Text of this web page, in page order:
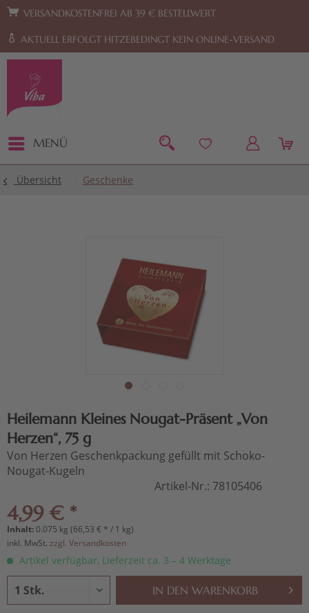
Zur Hauptnavigation springen Zum Footer springen
VERSANDKOSTENFREI AB 39 € BESTELLWERT
AKTUELL ERFOLGT HITZEBEDINGT KEIN ONLINE-VERSAND
MENÜ
Übersicht Geschenke
Heilemann Kleines Nougat-Präsent „Von
Herzen“, 75 g
Von Herzen Geschenkpackung gefüllt mit Schoko-
Nougat-Kugeln
Artikel-Nr.: 78105406
4,99 € *
Inhalt:0.075 kg (66,53 € * / 1 kg)
inkl. MwSt. zzgl. Versandkosten
Artikel verfügbar, Lieferzeit ca. 3 – 4 Werktage
IN DEN WARENKORB